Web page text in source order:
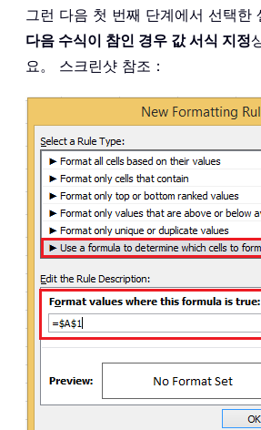
그런 다음 첫 번째 단계에서 선택한
다음 수식이 참인 경우 값 서식 지정
요。 스크린샷 참조：